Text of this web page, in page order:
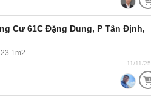
Cư 61C Đặng Dung, P Tân Định,
11/11/25